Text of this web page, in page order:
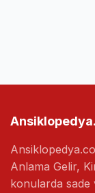
Anlama Gelir,
konularda sade